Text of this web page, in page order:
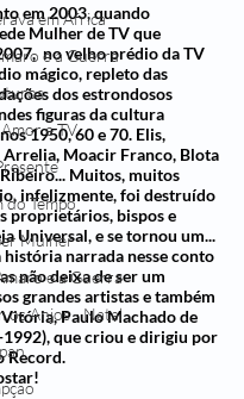
em África
e a Guerra
e TV
do Tempo
Mulher
e a Guerra
os Anjos - Natal
em 2003, quando
Mulher de TV que
no velho prédio da TV
mágico, repleto das
dos estrondosos
figuras da cultura
1950, 60 e 70. Elis,
Arrelia, Moacir Franco, Blota
Muitos, muitos
infelizmente, foi destruído
proprietários, bispos e
Universal, e se tornou um...
história narrada nesse conto
não deixa de ser um
grandes artistas e também
Paulo Machado de
que criou e dirigiu por
Record.